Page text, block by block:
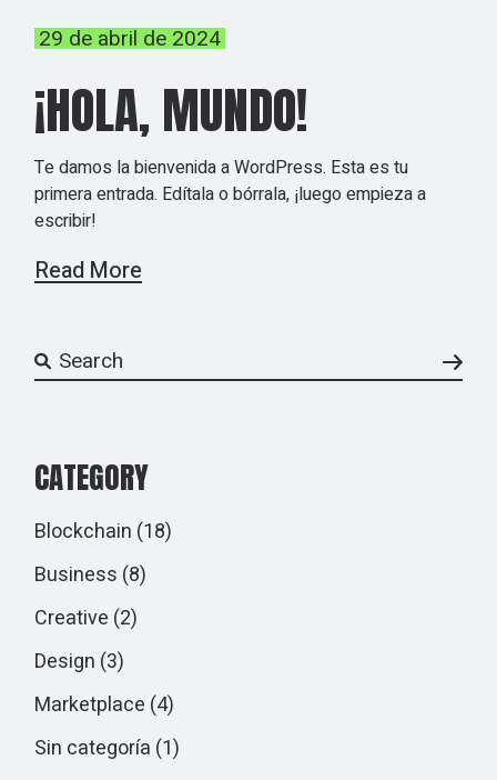
29 de abril de 2024
¡HOLA, MUNDO!
Te damos la bienvenida a WordPress. Esta es tu
primera entrada. Edítala o bórrala, ¡luego empieza a
escribir!
Read More
Search
CATEGORY
Blockchain (18)
Business (8)
Creative (2)
Design (3)
Marketplace (4)
Sin categoría (1)